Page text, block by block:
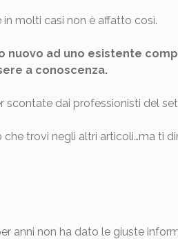
molti casi non è affatto così.
nuovo ad uno esistente
a conoscenza.
dai professionisti del
trovi negli altri articoli…ma ti
anni non ha dato le giuste